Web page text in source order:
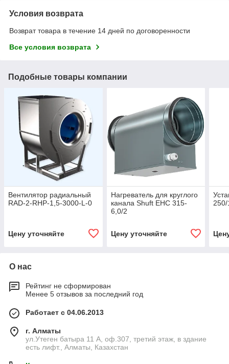
Условия возврата
Возврат товара в течение 14 дней по договоренности
Все условия возврата
Подобные товары компании
Вентилятор радиальный
RAD-2-RHP-1,5-3000-L-0
Цену уточняйте
Нагреватель для круглого
канала Shuft EHC 315-
6,0/2
Цену уточняйте
О нас
Рейтинг не сформирован
Менее 5 отзывов за последний год
Работает с 04.06.2013
г. Алматы
ул.Утеген батыра 11 А, оф.307, третий этаж, в здание
есть лифт., Алматы, Казахстан